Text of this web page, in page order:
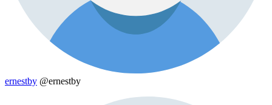
ernestby @ernestby